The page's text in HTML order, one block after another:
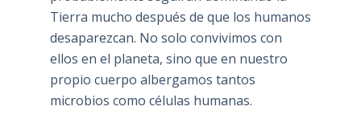
Tierra mucho después de que los humanos
desaparezcan. No solo convivimos con
ellos en el planeta, sino que en nuestro
propio cuerpo albergamos tantos
microbios como células humanas.